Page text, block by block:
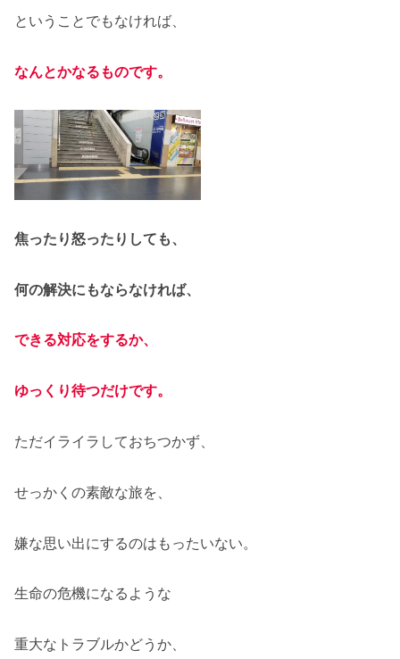
ということでもなければ、
なんとかなるものです。
焦ったり怒ったりしても、
何の解決にもならなければ、
できる対応をするか、
ゆっくり待つだけです。
ただイライラしておちつかず、
せっかくの素敵な旅を、
嫌な思い出にするのはもったいない。
生命の危機になるような
重大なトラブルかどうか、